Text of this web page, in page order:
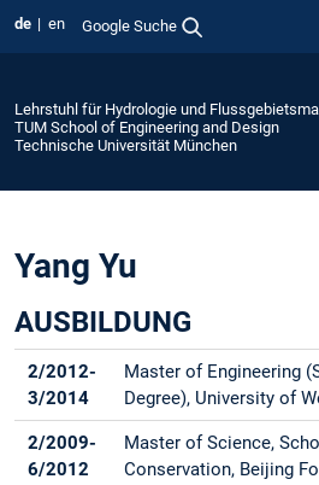
de en Google Suche
Lehrstuhl für Hydrologie und
TUM School of Engineering and Design
Technische Universität München
Yang Yu
AUSBILDUNG
2/2012-
3/2014
Master of Engineering
Degree), University of
2/2009-
6/2012
Master of Science,
Conservation, Beijing